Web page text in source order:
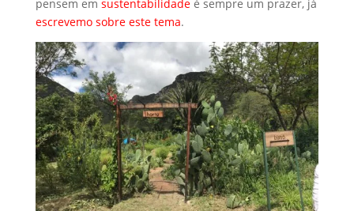
Só com reserva via Zap ou Facebook por que são
apenas 4 mesas, tudo muito exclusivo e preparado
na hora.
Amando tudo, desde a entrada, a casa numa